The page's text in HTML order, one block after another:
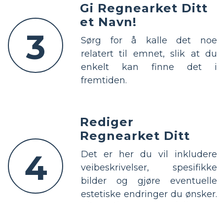
3
Gi Regnearket Ditt
et Navn!
Sørg for å kalle det noe
relatert til emnet, slik at du
enkelt kan finne det i
fremtiden.
4
Rediger
Regnearket Ditt
Det er her du vil inkludere
veibeskrivelser, spesifikke
bilder og gjøre eventuelle
estetiske endringer du ønsker.